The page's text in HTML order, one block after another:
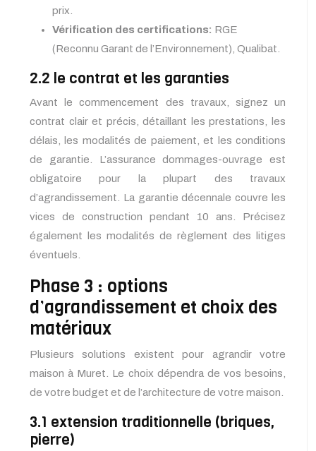
prix.
Vérification des certifications: RGE
(Reconnu Garant de l’Environnement), Qualibat.
2.2 le contrat et les garanties
Avant le commencement des travaux, signez un
contrat clair et précis, détaillant les prestations, les
délais, les modalités de paiement, et les conditions
de garantie. L’assurance dommages-ouvrage est
obligatoire pour la plupart des travaux
d’agrandissement. La garantie décennale couvre les
vices de construction pendant 10 ans. Précisez
également les modalités de règlement des litiges
éventuels.
Phase 3 : options
d’agrandissement et choix des
matériaux
Plusieurs solutions existent pour agrandir votre
maison à Muret. Le choix dépendra de vos besoins,
de votre budget et de l’architecture de votre maison.
3.1 extension traditionnelle (briques,
pierre)